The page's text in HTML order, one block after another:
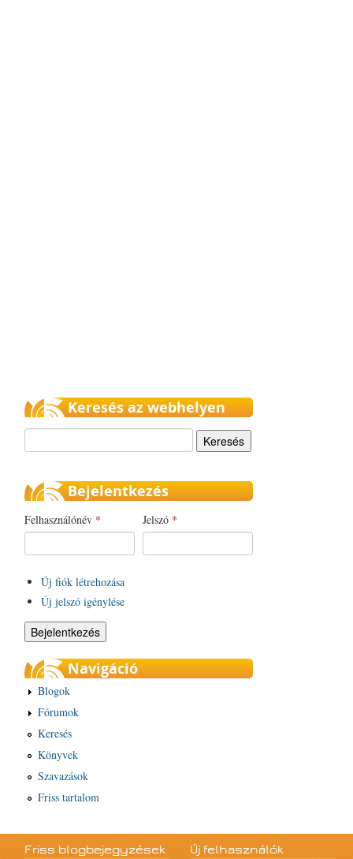
Keresés az webhelyen
Bejelentkezés
Felhasználónév * Jelszó *
Új fiók létrehozása
Új jelszó igénylése
Navigáció
Blogok
Fórumok
Keresés
Könyvek
Szavazások
Friss tartalom
Friss blogbejegyzések Új felhasználók